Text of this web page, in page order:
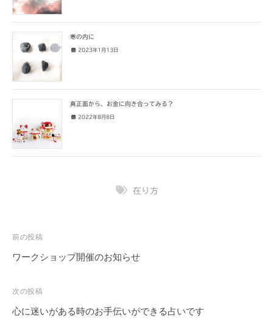
寒の内に
2023年1月13日
真正面から、お金に向き合ってみる？
2022年8月8日
在り方
投
稿
ビ
ゲ
前の投稿
ワークショップ開催のお知らせ
次の投稿
心に迷いがある時のお手伝いができる占いです